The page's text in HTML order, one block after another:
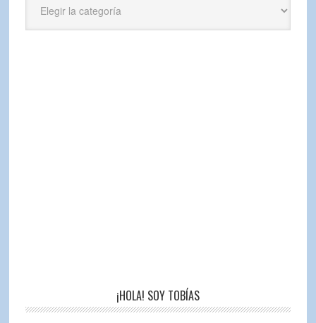
¡HOLA! SOY TOBÍAS